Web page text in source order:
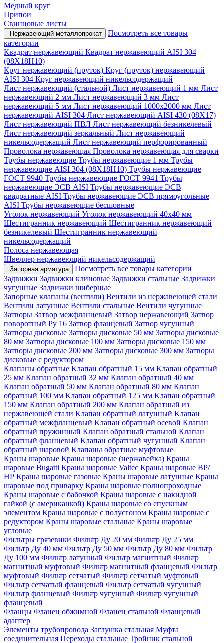
Медный круг
Припои
Свинцовые листы
Нержавеющий металлопрокат
Посмотреть все товары
категории
Квадрат нержавеющий Квадрат нержавеющий AISI 304
(08Х18Н10)
Круг нержавеющий (пруток) Круг (пруток) нержавеющий
AISI 304 Круг нержавеющий никельсодержащий
Лист нержавеющий (стальной) Лист нержавеющий 1 мм Лист
нержавеющий 2 мм Лист нержавеющий 3 мм Лист
нержавеющий 5 мм Лист нержавеющий 1000х2000 мм Лист
нержавеющий AISI 304 Лист нержавеющий AISI 430 (08Х17)
Лист нержавеющий ПВЛ Лист нержавеющий безникелевый
Лист нержавеющий зеркальный Лист нержавеющий
никельсодержащий Лист нержавеющий перфорированный
Проволока нержавеющая Проволока нержавеющая для сварки
Трубы нержавеющие Трубы нержавеющие 1 мм Трубы
нержавеющие AISI 304 (08Х18Н10) Трубы нержавеющие
ГОСТ 9940 Трубы нержавеющие ГОСТ 9941 Трубы
нержавеющие ЭСВ AISI Трубы нержавеющие ЭСВ
квадратные AISI Трубы нержавеющие ЭСВ прямоугольные
AISI Трубы нержавеющие бесшовные
Уголок нержавеющий Уголок нержавеющий 40x40 мм
Шестигранник нержавеющий Шестигранник нержавеющий
безникелевый Шестигранник нержавеющий
никельсодержащий
Полоса нержавеющая
Швеллер нержавеющий никельсодержащий
Запорная арматура
Посмотреть все товары категории
Задвижки Задвижки клиновые Задвижки стальные Задвижки
чугунные Задвижки шиберные
Запорные клапаны (вентили) Вентили из нержавеющей стали
Вентили латунные Вентили стальные Вентили чугунные
Затворы Затвор межфланцевый Затвор нержавеющий Затвор
поворотный Ру 16 Затвор фланцевый Затвор чугунный
Затворы дисковые Затворы дисковые 50 мм Затворы дисковые
80 мм Затворы дисковые 100 мм Затворы дисковые 150 мм
Затворы дисковые 200 мм Затворы дисковые 300 мм Затворы
дисковые с редуктором
Клапаны обратные Клапан обратный 15 мм Клапан обратный
25 мм Клапан обратный 32 мм Клапан обратный 40 мм
Клапан обратный 50 мм Клапан обратный 80 мм Клапан
обратный 100 мм Клапан обратный 125 мм Клапан обратный
150 мм Клапан обратный 200 мм Клапан обратный из
нержавеющей стали Клапан обратный латунный Клапан
обратный межфланцевый Клапан обратный осевой Клапан
обратный пружинный Клапан обратный стальной Клапан
обратный фланцевый Клапан обратный чугунный Клапан
обратный шаровой Клапаны обратные муфтовые
Краны шаровые Краны шаровые (нержавейка) Краны
шаровые Bugatti Краны шаровые Valtec Краны шаровые ВР/
НР Краны шаровые газовые Краны шаровые латунные Краны
шаровые под приварку Краны шаровые полнопроходные
Краны шаровые с бабочкой Краны шаровые с накидной
гайкой (с американкой) Краны шаровые со спускным
элементом Краны шаровые с полусгоном Краны шаровые с
редуктором Краны шаровые стальные Краны шаровые
угловые
Фильтры грязевики Фильтр Ду 20 мм Фильтр Ду 25 мм
Фильтр Ду 40 мм Фильтр Ду 50 мм Фильтр Ду 80 мм Фильтр
Ду 100 мм Фильтр латунный Фильтр магнитный Фильтр
магнитный муфтовый Фильтр магнитный фланцевый Фильтр
муфтовый Фильтр сетчатый Фильтр сетчатый муфтовый
Фильтр сетчатый фланцевый Фильтр сетчатый чугунный
Фильтр фланцевый Фильтр чугунный Фильтр чугунный
фланцевый
Фланцы Фланец обжимной Фланец стальной Фланцевый
адаптер
Элементы трубопровода Заглушка стальная Муфта
соединительная Переходы стальные Тройник стальной